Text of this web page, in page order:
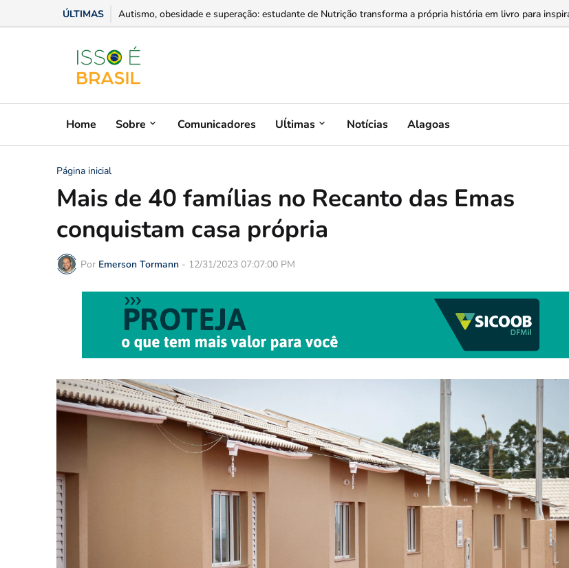
ÚLTIMAS Carmak cresce com locação de máquinas e redesenha o conceito de investimento na indústria brasileira...
Home Sobre Comunicadores Uĺtimas Notícias Alagoas
Página inicial
Mais de 40 famílias no Recanto das Emas
conquistam casa própria
Por Emerson Tormann - 12/31/2023 07:07:00 PM